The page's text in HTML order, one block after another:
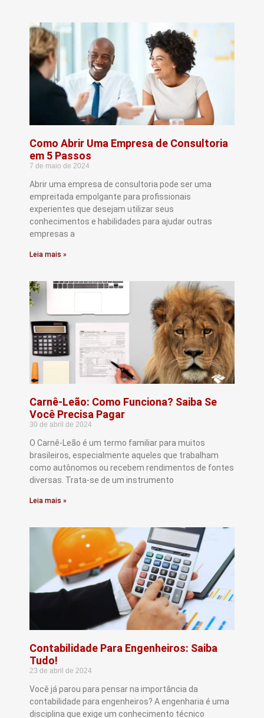
Como Abrir Uma Empresa de Consultoria
em 5 Passos
7 de maio de 2024
Abrir uma empresa de consultoria pode ser uma
empreitada empolgante para profissionais
experientes que desejam utilizar seus
conhecimentos e habilidades para ajudar outras
empresas a
Leia mais »
Carnê-Leão: Como Funciona? Saiba Se
Você Precisa Pagar
30 de abril de 2024
O Carnê-Leão é um termo familiar para muitos
brasileiros, especialmente aqueles que trabalham
como autônomos ou recebem rendimentos de fontes
diversas. Trata-se de um instrumento
Leia mais »
Contabilidade Para Engenheiros: Saiba
Tudo!
23 de abril de 2024
Você já parou para pensar na importância da
contabilidade para engenheiros? A engenharia é uma
disciplina que exige um conhecimento técnico